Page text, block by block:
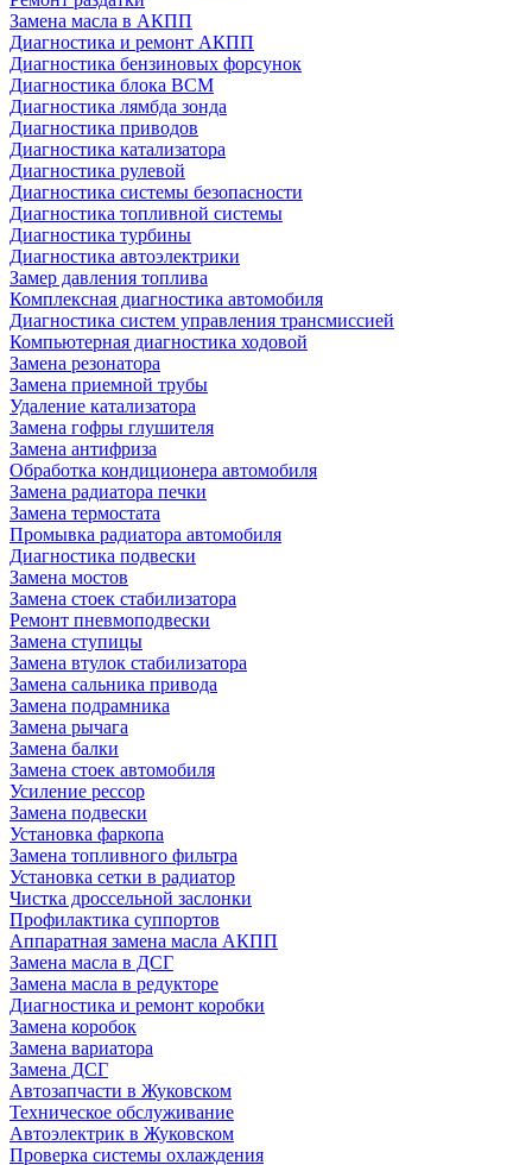
Замена масла в АКПП
Диагностика и ремонт АКПП
Диагностика бензиновых форсунок
Диагностика блока BCM
Диагностика лямбда зонда
Диагностика приводов
Диагностика катализатора
Диагностика рулевой
Диагностика системы безопасности
Диагностика топливной системы
Диагностика турбины
Диагностика автоэлектрики
Замер давления топлива
Комплексная диагностика автомобиля
Диагностика систем управления трансмиссией
Компьютерная диагностика ходовой
Замена резонатора
Замена приемной трубы
Удаление катализатора
Замена гофры глушителя
Замена антифриза
Обработка кондиционера автомобиля
Замена радиатора печки
Замена термостата
Промывка радиатора автомобиля
Диагностика подвески
Замена мостов
Замена стоек стабилизатора
Ремонт пневмоподвески
Замена ступицы
Замена втулок стабилизатора
Замена сальника привода
Замена подрамника
Замена рычага
Замена балки
Замена стоек автомобиля
Усиление рессор
Замена подвески
Установка фаркопа
Замена топливного фильтра
Установка сетки в радиатор
Чистка дроссельной заслонки
Профилактика суппортов
Аппаратная замена масла АКПП
Замена масла в ДСГ
Замена масла в редукторе
Диагностика и ремонт коробки
Замена коробок
Замена вариатора
Замена ДСГ
Автозапчасти в Жуковском
Техническое обслуживание
Автоэлектрик в Жуковском
Проверка системы охлаждения